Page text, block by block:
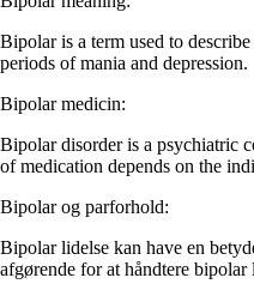
Bipolar is a term used to
periods of mania and depression.
Bipolar medicin:
Bipolar disorder is a psychiatric
of medication depends on the
Bipolar og parforhold:
Bipolar lidelse kan have en
afgørende for at håndtere